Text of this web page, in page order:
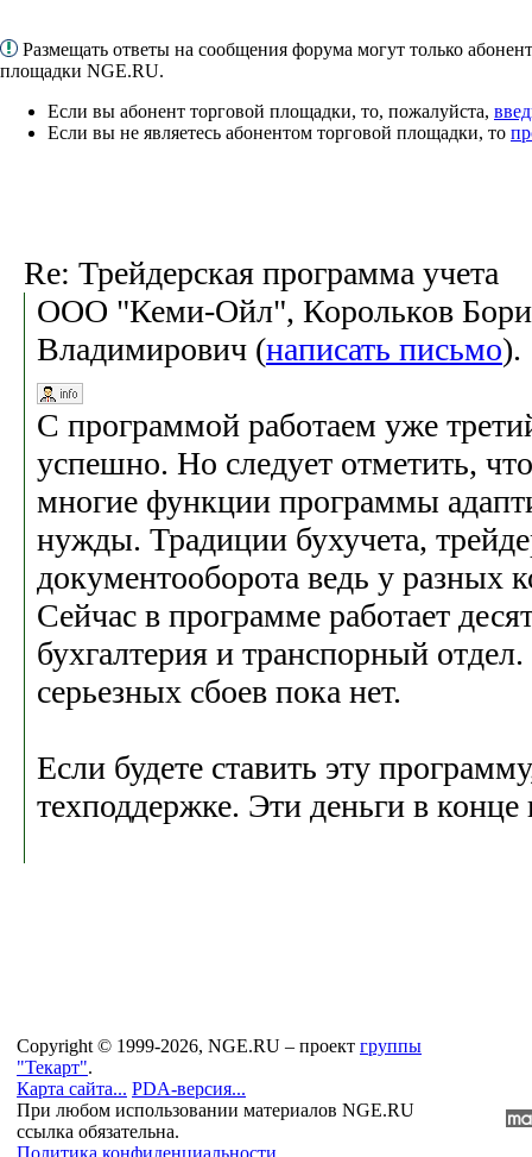
Размещать ответы на сообщения форума могут только
площадки NGE.RU.
Если вы абонент торговой площадки, то, пожалуйста,
Если вы не являетесь абонентом торговой площадки, то
Re: Трейдерская программа учета
ООО "Кеми-Ойл", Корольков
Владимирович (написать письмо).
C программой работаем уже
успешно. Но следует отметить,
многие функции программы
нужды. Традиции бухучета,
документооборота ведь у разных
Сейчас в программе работает
бухгалтерия и транспорный
серьезных сбоев пока нет.
Если будете ставить эту
техподдержке. Эти деньги в
Copyright © 1999-2026, NGE.RU – проект группы
"Текарт".
Карта сайта... PDA-версия...
При любом использовании материалов NGE.RU
ссылка обязательна.
Политика конфиденциальности